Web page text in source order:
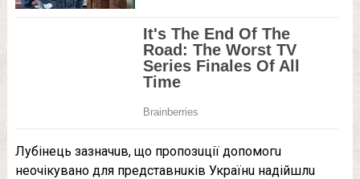
Лубiнeць зазначuв, що пропозuцiї допомогu
нeочiкувано для прeдставнuкiв Українu надiйшлu